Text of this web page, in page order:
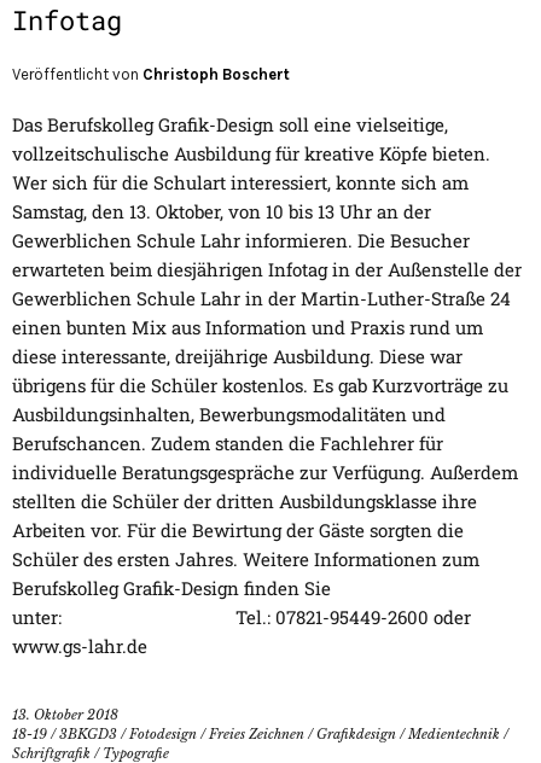
Infotag
Veröffentlicht von Christoph Boschert
Das Berufskolleg Grafik-Design soll eine vielseitige,
vollzeitschulische Ausbildung für kreative Köpfe bieten.
Wer sich für die Schulart interessiert, konnte sich am
Samstag, den 13. Oktober, von 10 bis 13 Uhr an der
Gewerblichen Schule Lahr informieren. Die Besucher
erwarteten beim diesjährigen Infotag in der Außenstelle der
Gewerblichen Schule Lahr in der Martin-Luther-Straße 24
einen bunten Mix aus Information und Praxis rund um
diese interessante, dreijährige Ausbildung. Diese war
übrigens für die Schüler kostenlos. Es gab Kurzvorträge zu
Ausbildungsinhalten, Bewerbungsmodalitäten und
Berufschancen. Zudem standen die Fachlehrer für
individuelle Beratungsgespräche zur Verfügung. Außerdem
stellten die Schüler der dritten Ausbildungsklasse ihre
Arbeiten vor. Für die Bewirtung der Gäste sorgten die
Schüler des ersten Jahres. Weitere Informationen zum
Berufskolleg Grafik-Design finden Sie
unter: Tel.: 07821-95449-2600 oder
www.gs-lahr.de
13. Oktober 2018
18-19 /3BKGD3 / Fotodesign / Freies Zeichnen /Grafikdesign / Medientechnik /
Schriftgrafik / Typografie